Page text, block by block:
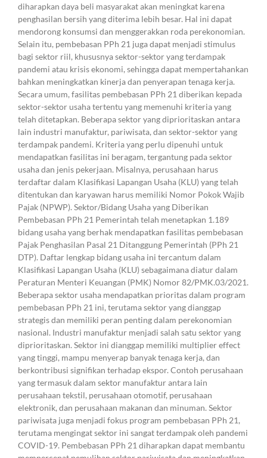
diharapkan daya beli masyarakat akan meningkat karena
penghasilan bersih yang diterima lebih besar. Hal ini dapat
mendorong konsumsi dan menggerakkan roda perekonomian.
Selain itu, pembebasan PPh 21 juga dapat menjadi stimulus
bagi sektor riil, khususnya sektor-sektor yang terdampak
pandemi atau krisis ekonomi, sehingga dapat mempertahankan
bahkan meningkatkan kinerja dan penyerapan tenaga kerja.
Secara umum, fasilitas pembebasan PPh 21 diberikan kepada
sektor-sektor usaha tertentu yang memenuhi kriteria yang
telah ditetapkan. Beberapa sektor yang diprioritaskan antara
lain industri manufaktur, pariwisata, dan sektor-sektor yang
terdampak pandemi. Kriteria yang perlu dipenuhi untuk
mendapatkan fasilitas ini beragam, tergantung pada sektor
usaha dan jenis pekerjaan. Misalnya, perusahaan harus
terdaftar dalam Klasifikasi Lapangan Usaha (KLU) yang telah
ditentukan dan karyawan harus memiliki Nomor Pokok Wajib
Pajak (NPWP). Sektor/Bidang Usaha yang Diberikan
Pembebasan PPh 21 Pemerintah telah menetapkan 1.189
bidang usaha yang berhak mendapatkan fasilitas pembebasan
Pajak Penghasilan Pasal 21 Ditanggung Pemerintah (PPh 21
DTP). Daftar lengkap bidang usaha ini tercantum dalam
Klasifikasi Lapangan Usaha (KLU) sebagaimana diatur dalam
Peraturan Menteri Keuangan (PMK) Nomor 82/PMK.03/2021.
Beberapa sektor usaha mendapatkan prioritas dalam program
pembebasan PPh 21 ini, terutama sektor yang dianggap
strategis dan memiliki peran penting dalam perekonomian
nasional. Industri manufaktur menjadi salah satu sektor yang
diprioritaskan. Sektor ini dianggap memiliki multiplier effect
yang tinggi, mampu menyerap banyak tenaga kerja, dan
berkontribusi signifikan terhadap ekspor. Contoh perusahaan
yang termasuk dalam sektor manufaktur antara lain
perusahaan tekstil, perusahaan otomotif, perusahaan
elektronik, dan perusahaan makanan dan minuman. Sektor
pariwisata juga menjadi fokus program pembebasan PPh 21,
terutama mengingat sektor ini sangat terdampak oleh pandemi
COVID-19. Pembebasan PPh 21 diharapkan dapat membantu